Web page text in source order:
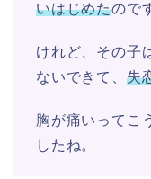
いはじめたので
けれど、その子
ないできて、 失
胸が痛いってこ
したね。